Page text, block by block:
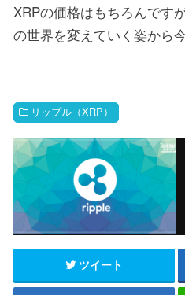
XRPの価格はもちろんです
の世界を変えていく姿から
リップル（XRP）
ツイート